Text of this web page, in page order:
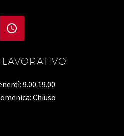


9.00:19.00
Chiuso